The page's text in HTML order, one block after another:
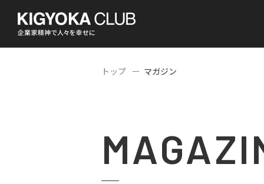
トップ マガジン